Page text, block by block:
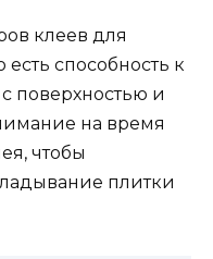
клеев для
есть способность к
поверхностью и
на время
чтобы
плитки